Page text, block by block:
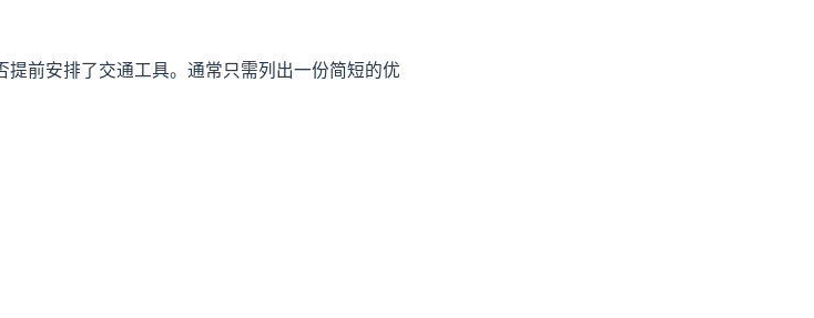
提前安排了交通工具。通常只需列出一份简短的优